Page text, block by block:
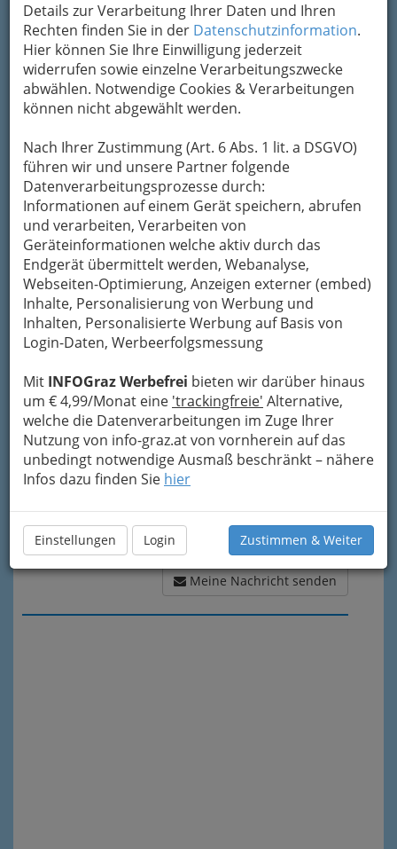
Details zur Verarbeitung Ihrer Daten und Ihren
Rechten finden Sie in der Datenschutzinformation.
Hier können Sie Ihre Einwilligung jederzeit
widerrufen sowie einzelne Verarbeitungszwecke
abwählen. Notwendige Cookies & Verarbeitungen
können nicht abgewählt werden.
Nach Ihrer Zustimmung (Art. 6 Abs. 1 lit. a DSGVO)
führen wir und unsere Partner folgende
Datenverarbeitungsprozesse durch:
Informationen auf einem Gerät speichern, abrufen
und verarbeiten, Verarbeiten von
Geräteinformationen welche aktiv durch das
Endgerät übermittelt werden, Webanalyse,
Webseiten-Optimierung, Anzeigen externer (embed)
Inhalte, Personalisierung von Werbung und
Inhalten, Personalisierte Werbung auf Basis von
Login-Daten, Werbeerfolgsmessung
Mit INFOGraz Werbefrei bieten wir darüber hinaus
um € 4,99/Monat eine 'trackingfreie' Alternative,
welche die Datenverarbeitungen im Zuge Ihrer
Nutzung von info-graz.at von vornherein auf das
unbedingt notwendige Ausmaß beschränkt – nähere
Infos dazu finden Sie hier
Einstellungen Login Zustimmen & Weiter
Um die Info-Graz Firmenvor Spam-Mails zu
bewahren, verwenden wir an dieser Stelle zur
Übermittlung Ihrer Nachricht ein sicheres
Formular. Ihre Nachricht wird nach dem
Absenden umgehend per Mail an das
Unternehmen Heinz Richard Kapper
weitergeleitet.
Mein Name
Meine Email Adresse
Mein Betreff
Meine Nachricht
Meine Nachricht senden